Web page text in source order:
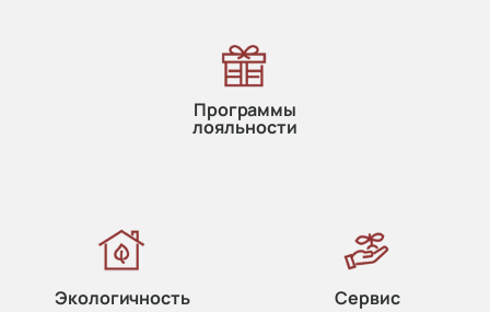
Программы
лояльности
Экологичность Сервис